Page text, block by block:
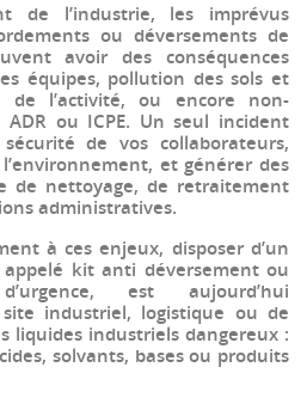
de l’industrie, les imprévus
ou déversements de
avoir des conséquences
équipes, pollution des sols et
de l’activité, ou encore non-
ADR ou ICPE. Un seul incident
de vos collaborateurs,
environnement, et générer des
de nettoyage, de retraitement
administratives.
à ces enjeux, disposer d’un
kit anti déversementou
, est aujourd’hui
industriel, logistique ou de
liquides industriels dangereux :
solvants, bases ou produits